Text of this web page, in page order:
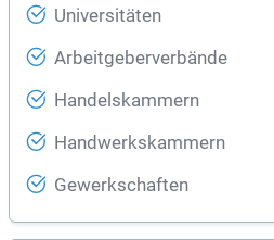
Universitäten
Arbeitgeberverbände
Handelskammern
Handwerkskammern
Gewerkschaften